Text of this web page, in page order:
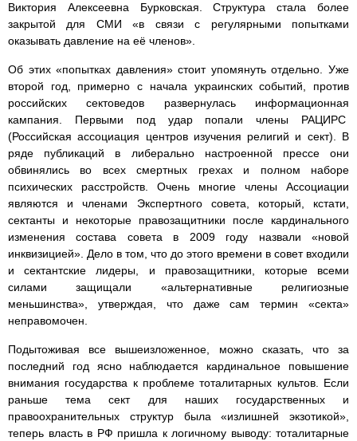
Виктория Алексеевна Бурковская. Структура стала более
закрытой для СМИ «в связи с регулярными попытками
оказывать давление на её членов».
Об этих «попытках давления» стоит упомянуть отдельно. Уже
второй год, примерно с начала украинских событий, против
российских сектоведов развернулась информационная
кампания. Первыми под удар попали члены РАЦИРС
(Российская ассоциация центров изучения религий и сект). В
ряде публикаций в либерально настроенной прессе они
обвинялись во всех смертных грехах и полном наборе
психических расстройств. Очень многие члены Ассоциации
являются и членами Экспертного совета, который, кстати,
сектанты и некоторые правозащитники после кардинального
изменения состава совета в 2009 году назвали «новой
инквизицией». Дело в том, что до этого времени в совет входили
и сектантские лидеры, и правозащитники, которые всеми
силами защищали «альтернативные религиозные
меньшинства», утверждая, что даже сам термин «секта»
неправомочен.
Подытоживая все вышеизложенное, можно сказать, что за
последний год ясно наблюдается кардинальное повышение
внимания государства к проблеме тоталитарных культов. Если
раньше тема сект для наших государственных и
правоохранительных структур была «излишней экзотикой»,
теперь власть в РФ пришла к логичному выводу: тоталитарные